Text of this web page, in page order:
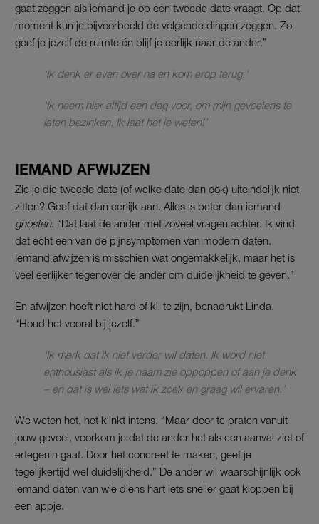
gaat zeggen als iemand je op een tweede date vraagt. Op dat
moment kun je bijvoorbeeld de volgende dingen zeggen. Zo
geef je jezelf de ruimte én blijf je eerlijk naar de ander.”
‘Ik denk er even over na en kom erop terug.’
‘Ik neem hier altijd een dag voor, om mijn gevoelens te
laten bezinken. Ik laat het je weten!’
IEMAND AFWIJZEN
Zie je die tweede date (of welke date dan ook) uiteindelijk niet
zitten? Geef dat dan eerlijk aan. Alles is beter dan iemand
ghosten. “Dat laat de ander met zoveel vragen achter. Ik vind
dat echt een van de pijnsymptomen van modern daten.
Iemand afwijzen is misschien wat ongemakkelijk, maar het is
veel eerlijker tegenover de ander om duidelijkheid te geven.”
En afwijzen hoeft niet hard of kil te zijn, benadrukt Linda.
“Houd het vooral bij jezelf.”
‘Ik merk dat ik niet verder wil daten. Ik word niet
enthousiast als ik je naam zie oppoppen of aan je denk
– en dat is wel iets wat ik zoek en graag wil ervaren.’
We weten het, het klinkt intens. “Maar door te praten vanuit
jouw gevoel, voorkom je dat de ander het als een aanval ziet of
ertegenin gaat. Door het concreet te maken, geef je
tegelijkertijd wel duidelijkheid.” De ander wil waarschijnlijk ook
iemand daten van wie diens hart iets sneller gaat kloppen bij
een appje.